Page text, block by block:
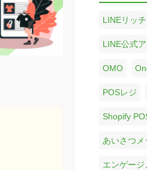
LINEリッ
LINE公式
OMO
POSレジ
Shopify
あいさつメ
エンゲー